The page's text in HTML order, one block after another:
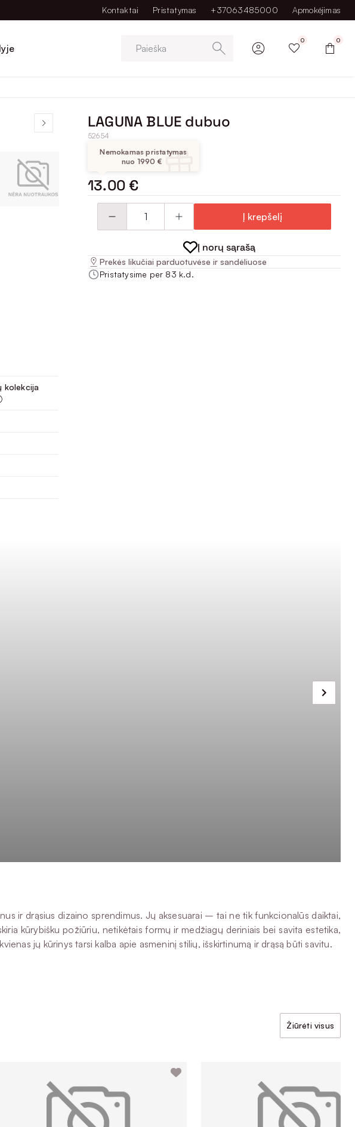
Kontaktai Pristatymas +37063485000 Apmokėjimas
Paieška
0 0
LAGUNA BLUE dubuo
52654
Nemokamas pristatymas
nuo 1990 €
13.00 €
Į krepšelį
Į norų sąrašą
Prekės likučiai parduotuvėse ir sandėliuose
Pristatysime per 83 k.d.
kolekcija
ir drąsius dizaino sprendimus. Jų aksesuarai – tai ne tik funkcionalūs daiktai,
kūrybišku požiūriu, netikėtais formų ir medžiagų deriniais bei savita estetika,
jų kūrinys tarsi kalba apie asmeninį stilių, išskirtinumą ir drąsą būti savitu.
Žiūrėti visus